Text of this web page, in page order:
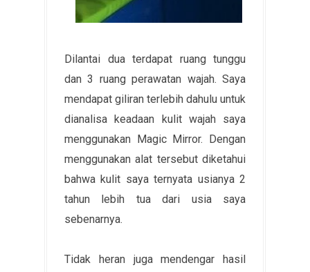
Dilantai dua terdapat ruang tunggu
dan 3 ruang perawatan wajah. Saya
mendapat giliran terlebih dahulu untuk
dianalisa keadaan kulit wajah saya
menggunakan Magic Mirror. Dengan
menggunakan alat tersebut diketahui
bahwa kulit saya ternyata usianya 2
tahun lebih tua dari usia saya
sebenarnya.
Tidak heran juga mendengar hasil